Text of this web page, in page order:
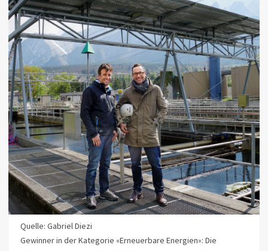
Quelle: Gabriel Diezi
Gewinner in der Kategorie «Erneuerbare Energien»: Die